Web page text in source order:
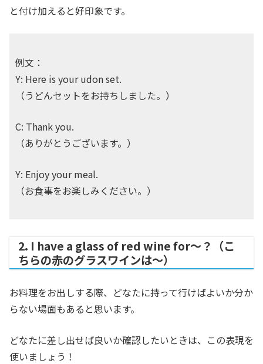
と付け加えると好印象です。
例文：
Y: Here is your udon set.
（うどんセットをお持ちしました。）
C: Thank you.
（ありがとうございます。）
Y: Enjoy your meal.
（お食事をお楽しみください。）
2. I have a glass of red wine for～？（こ
ちらの赤のグラスワインは～）
お料理をお出しする際、どなたに持って行けばよいか分か
らない場面もあると思います。
どなたに差し出せば良いか確認したいときは、この表現を
使いましょう！